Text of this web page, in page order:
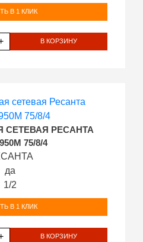
В 1 КЛИК
В КОРЗИНУ
СЕТЕВАЯ РЕСАНТА
75/8/4
да
1/2
В 1 КЛИК
В КОРЗИНУ